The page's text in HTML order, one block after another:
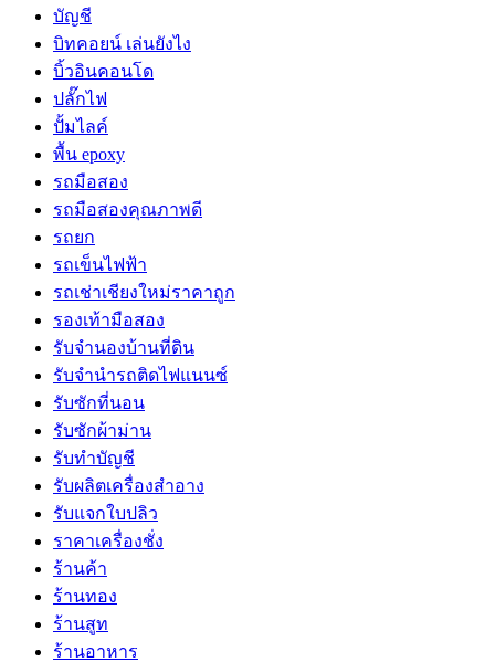
บัญชี
บิทคอยน์ เล่นยังไง
บิ้วอินคอนโด
ปลั๊กไฟ
ปั้มไลค์
พื้น epoxy
รถมือสอง
รถมือสองคุณภาพดี
รถยก
รถเข็นไฟฟ้า
รถเช่าเชียงใหม่ราคาถูก
รองเท้ามือสอง
รับจำนองบ้านที่ดิน
รับจำนำรถติดไฟแนนซ์
รับซักที่นอน
รับซักผ้าม่าน
รับทำบัญชี
รับผลิตเครื่องสำอาง
รับแจกใบปลิว
ราคาเครื่องชั่ง
ร้านค้า
ร้านทอง
ร้านสูท
ร้านอาหาร